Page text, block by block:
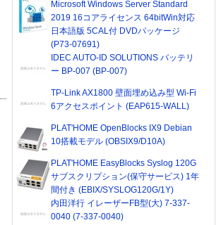
Microsoft Windows Server Standard
2019 16コアライセンス 64bitWin対応
日本語版 5CAL付 DVDパッケージ
(P73-07691)
IDEC AUTO-ID SOLUTIONS バッテリ
ー BP-007 (BP-007)
TP-Link AX1800 壁面埋め込み型 Wi-Fi
6アクセスポイント (EAP615-WALL)
PLAT'HOME OpenBlocks IX9 Debian
10搭載モデル (OBSIX9/D10A)
PLAT'HOME EasyBlocks Syslog 120G
サブスクリプション(保守サービス) 1年
間付き (EBIX/SYSLOG120G/1Y)
内田洋行 イレーザーFB型(大) 7-337-
0040 (7-337-0040)